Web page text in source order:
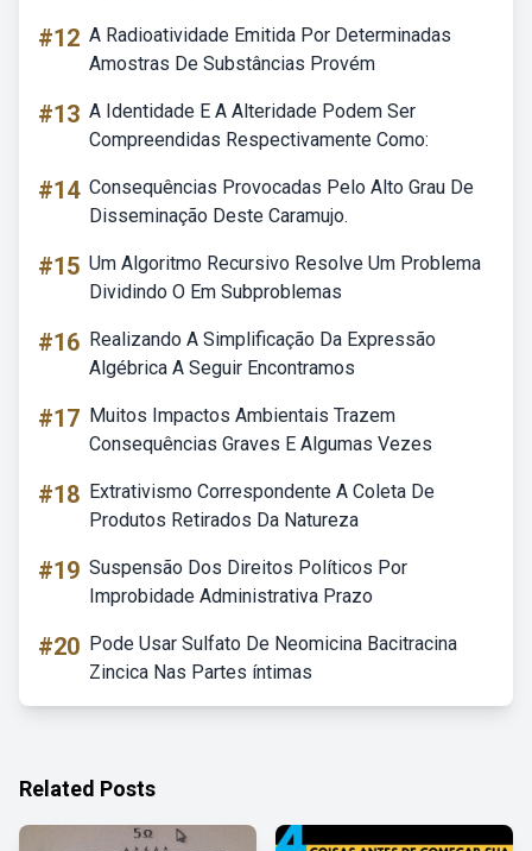
#12 A Radioatividade Emitida Por Determinadas
Amostras De Substâncias Provém
#13 A Identidade E A Alteridade Podem Ser
Compreendidas Respectivamente Como:
#14 Consequências Provocadas Pelo Alto Grau De
Disseminação Deste Caramujo.
#15 Um Algoritmo Recursivo Resolve Um Problema
Dividindo O Em Subproblemas
#16 Realizando A Simplificação Da Expressão
Algébrica A Seguir Encontramos
#17 Muitos Impactos Ambientais Trazem
Consequências Graves E Algumas Vezes
#18 Extrativismo Correspondente A Coleta De
Produtos Retirados Da Natureza
#19 Suspensão Dos Direitos Políticos Por
Improbidade Administrativa Prazo
#20 Pode Usar Sulfato De Neomicina Bacitracina
Zincica Nas Partes íntimas
Related Posts